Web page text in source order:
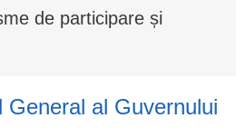
de participare și
General al Guvernului